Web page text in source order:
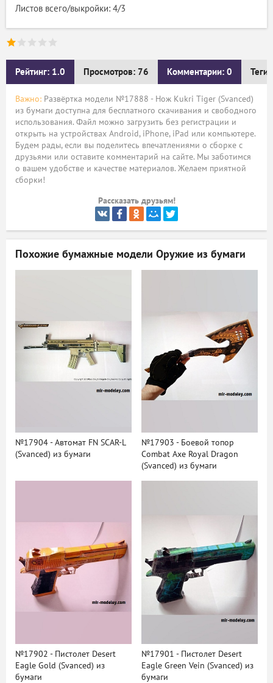
Листов всего/выкройки: 4/3
Рейтинг: 1.0 Просмотров: 76 Комментарии: 0 Теги:
Важно: Развёртка модели №17888 - Нож Kukri Tiger (Svanced)
из бумаги доступна для бесплатного скачивания и свободного
использования. Файл можно загрузить без регистрации и
открыть на устройствах Android, iPhone, iPad или компьютере.
Будем рады, если вы поделитесь впечатлениями о сборке с
друзьями или оставите комментарий на сайте. Мы заботимся
о вашем удобстве и качестве материалов. Желаем приятной
сборки!
Рассказать друзьям!
Похожие бумажные модели Оружие из бумаги
№17904 - Автомат FN SCAR-L
(Svanced) из бумаги
№17903 - Боевой топор
Combat Axe Royal Dragon
(Svanced) из бумаги
№17902 - Пистолет Desert
Eagle Gold (Svanced) из
бумаги
№17901 - Пистолет Desert
Eagle Green Vein (Svanced) из
бумаги